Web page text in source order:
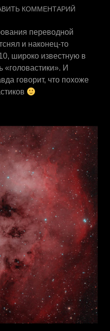
КОММЕНТАРИЙ
переводной
и наконец-то
широко известную в
«головастики». И
говорит, что похоже